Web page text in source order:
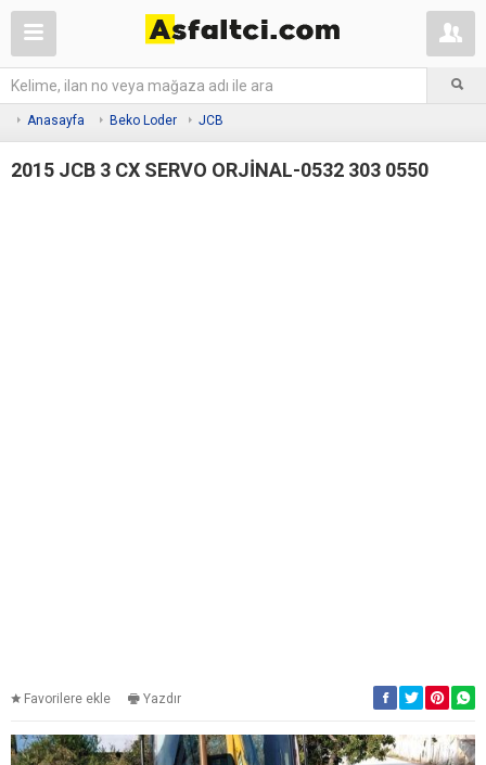
Anasayfa Beko Loder JCB
2015 JCB 3 CX SERVO ORJİNAL-0532 303 0550
Favorilere ekle Yazdır